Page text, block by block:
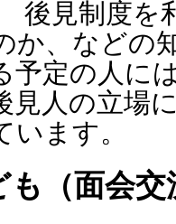
後見制度を
か、などの
予定の人に
見人の立場
ます。
（面会交